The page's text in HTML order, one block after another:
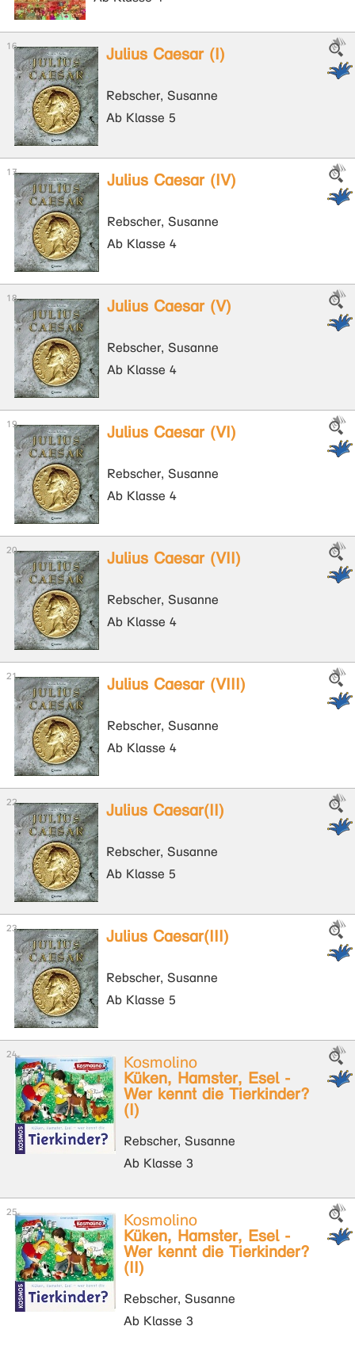
Julius Caesar (I)
Rebscher, Susanne
Ab Klasse 5
Julius Caesar (IV)
Rebscher, Susanne
Ab Klasse 4
Julius Caesar (V)
Rebscher, Susanne
Ab Klasse 4
Julius Caesar (VI)
Rebscher, Susanne
Ab Klasse 4
Julius Caesar (VII)
Rebscher, Susanne
Ab Klasse 4
Julius Caesar (VIII)
Rebscher, Susanne
Ab Klasse 4
Julius Caesar(II)
Rebscher, Susanne
Ab Klasse 5
Julius Caesar(III)
Rebscher, Susanne
Ab Klasse 5
Kosmolino
Küken, Hamster, Esel -
Wer kennt die Tierkinder?
(I)
Rebscher, Susanne
Ab Klasse 3
Kosmolino
Küken, Hamster, Esel -
Wer kennt die Tierkinder?
(II)
Rebscher, Susanne
Ab Klasse 3